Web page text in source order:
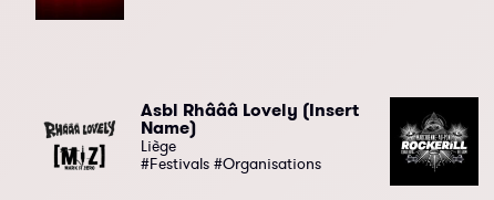
Asbl Rhâââ Lovely (Insert
Name)
Liège
#Festivals #Organisations